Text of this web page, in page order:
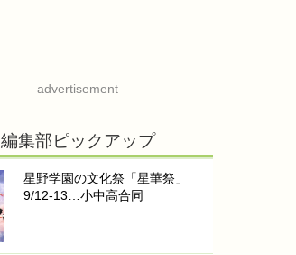
advertisement
編集部ピックアップ
星野学園の文化祭「星華祭」
9/12-13…小中高合同